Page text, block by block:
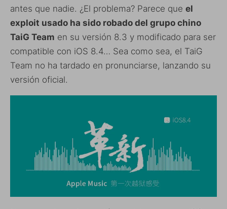
antes que nadie. ¿El problema? Parece que el
exploit usado ha sido robado del grupo chino
TaiG Team en su versión 8.3 y modificado para ser
compatible con iOS 8.4… Sea como sea, el TaiG
Team no ha tardado en pronunciarse, lanzando su
versión oficial.